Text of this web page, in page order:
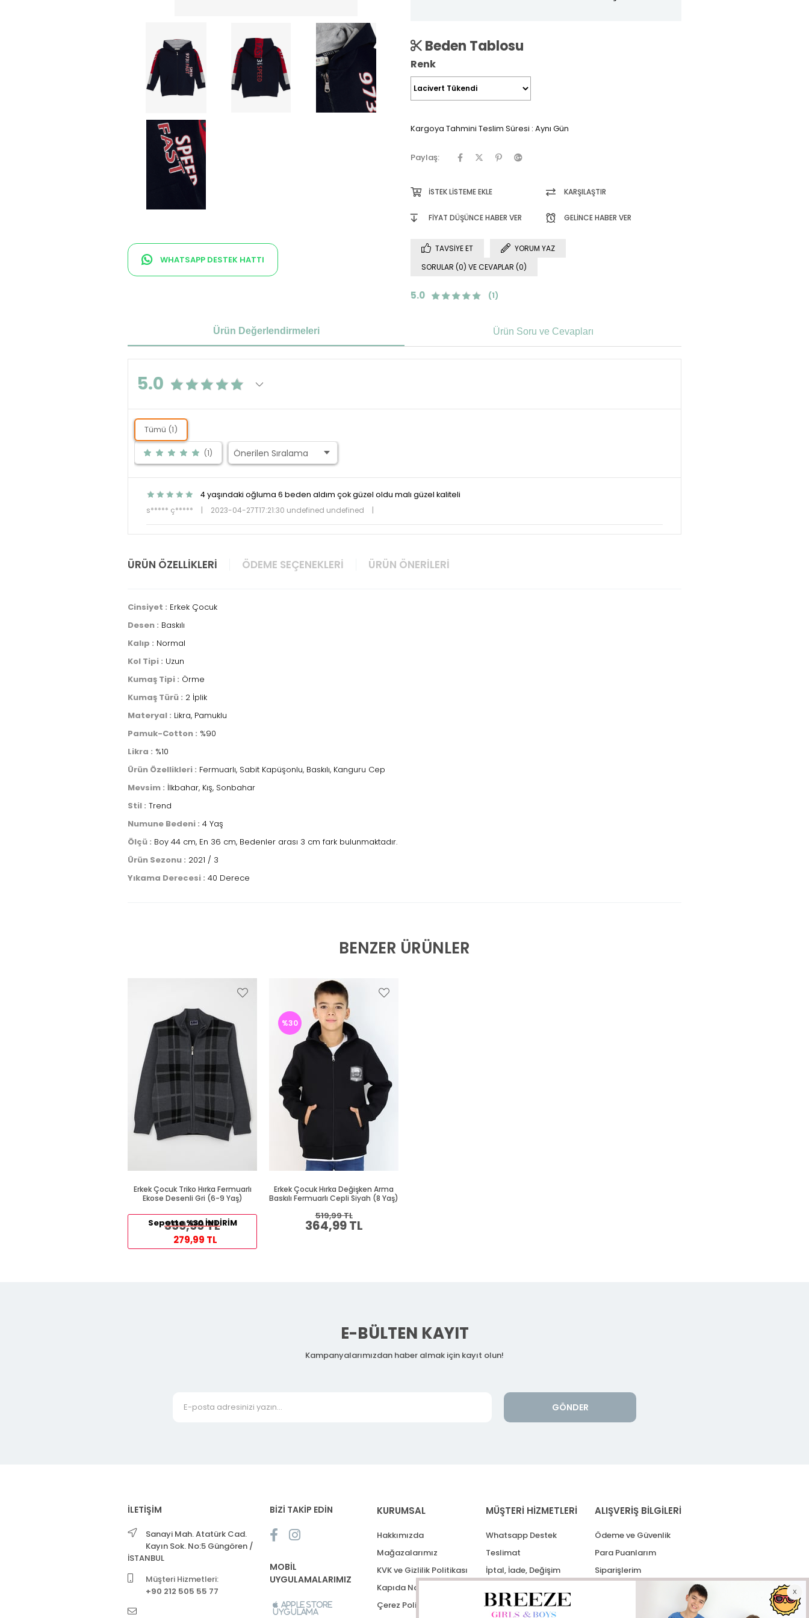
WHATSAPP DESTEK HATTI
Beden Tablosu
Renk
Kargoya Tahmini Teslim Süresi : Aynı Gün
Paylaş:
İSTEK LISTEME EKLE KARŞILAŞTIR
FIYAT DÜŞÜNCE HABER VER GELINCE HABER VER
TAVSIYE ET
YORUM YAZ
SORULAR (0) VE CEVAPLAR (0)
5.0 (1)
Ürün Değerlendirmeleri Ürün Soru ve Cevapları
5.0
Tümü (1)
(1)
4 yaşındaki oğluma 6 beden aldım çok güzel oldu malı güzel kaliteli
s***** ç*****
| 2023-04-27T17:21:30 undefined undefined |
ÜRÜN ÖZELLIKLERI ÖDEME SEÇENEKLERI ÜRÜN ÖNERILERI
Cinsiyet : Erkek Çocuk
Desen : Baskılı
Kalıp : Normal
Kol Tipi : Uzun
Kumaş Tipi : Örme
Kumaş Türü : 2 İplik
Materyal : Likra, Pamuklu
Pamuk-Cotton : %90
Likra : %10
Ürün Özellikleri : Fermuarlı, Sabit Kapüşonlu, Baskılı, Kanguru Cep
Mevsim : İlkbahar, Kış, Sonbahar
Stil : Trend
Numune Bedeni : 4 Yaş
Ölçü : Boy 44 cm, En 36 cm, Bedenler arası 3 cm fark bulunmaktadır.
Ürün Sezonu : 2021 / 3
Yıkama Derecesi : 40 Derece
BENZER ÜRÜNLER
Erkek Çocuk Triko Hırka Fermuarlı
Ekose Desenli Gri (6-9 Yaş)
399,99 TL
Sepette %30 İNDİRİM
279,99 TL
Erkek Çocuk Hırka Değişken Arma
Baskılı Fermuarlı Cepli Siyah (8 Yaş)
364,99 TL
519,99 TL
%30
E-BÜLTEN KAYIT
Kampanyalarımızdan haber almak için kayıt olun!
GÖNDER
İLETİŞİM
Sanayi Mah. Atatürk Cad.
Kayın Sok. No:5 Güngören /
İSTANBUL
Müşteri Hizmetleri:
+90 212 505 55 77
BİZİ TAKİP EDİN
MOBİL
UYGULAMALARIMIZ
Apple Store
Uygulama
KURUMSAL
Hakkımızda
Mağazalarımız
KVK ve Gizlilik Politikası
Kapıda Nakit Ödeme
Çerez Politikası
MÜŞTERİ HİZMETLERİ
Whatsapp Destek
Teslimat
İptal, İade, Değişim
ALIŞVERİŞ BİLGİLERİ
Ödeme ve Güvenlik
Para Puanlarım
Siparişlerim